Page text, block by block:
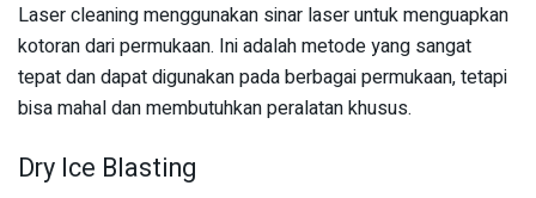
Laser cleaning menggunakan sinar laser untuk menguapkan
kotoran dari permukaan. Ini adalah metode yang sangat
tepat dan dapat digunakan pada berbagai permukaan, tetapi
bisa mahal dan membutuhkan peralatan khusus.
Dry Ice Blasting